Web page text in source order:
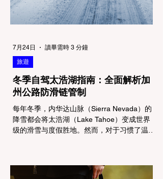
冬季自驾太浩湖指南：全面解析加
州公路防滑链管制
每年冬季，内华达山脉（Sierra Nevada）的
降雪都会将太浩湖（Lake Tahoe）变成世界
级的滑雪与度假胜地。然而，对于习惯了温暖
(Chain Controls)。 不了解这些规定，不仅可
旅遊
7月24日 讀畢需時 3 分鐘